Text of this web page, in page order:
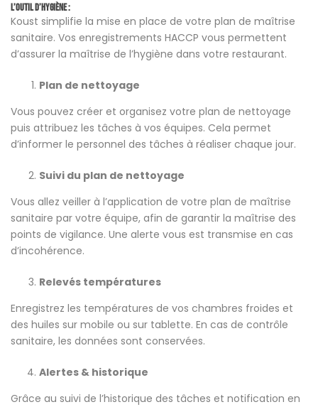
L’outil d’hygiène :
Koust simplifie la mise en place de votre plan de maîtrise
sanitaire. Vos enregistrements HACCP vous permettent
d’assurer la maîtrise de l’hygiène dans votre restaurant.
Plan de nettoyage
Vous pouvez créer et organisez votre plan de nettoyage
puis attribuez les tâches à vos équipes. Cela permet
d’informer le personnel des tâches à réaliser chaque jour.
Suivi du plan de nettoyage
Vous allez veiller à l’application de votre plan de maîtrise
sanitaire par votre équipe, afin de garantir la maîtrise des
points de vigilance. Une alerte vous est transmise en cas
d’incohérence.
Relevés températures
Enregistrez les températures de vos chambres froides et
des huiles sur mobile ou sur tablette. En cas de contrôle
sanitaire, les données sont conservées.
Alertes & historique
Grâce au suivi de l’historique des tâches et notification en